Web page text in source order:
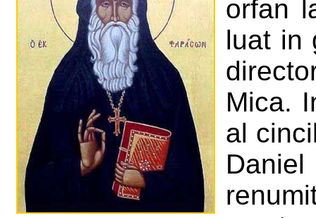
orfan
luat in
Mica.
al